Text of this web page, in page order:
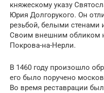
княжескому указу
Юрия Долгорукого. Он
резьбой, белыми
Своим внешним обликом
Покрова-на-Нерли.
В 1460 году произошло
его было поручено
Во время реставрации